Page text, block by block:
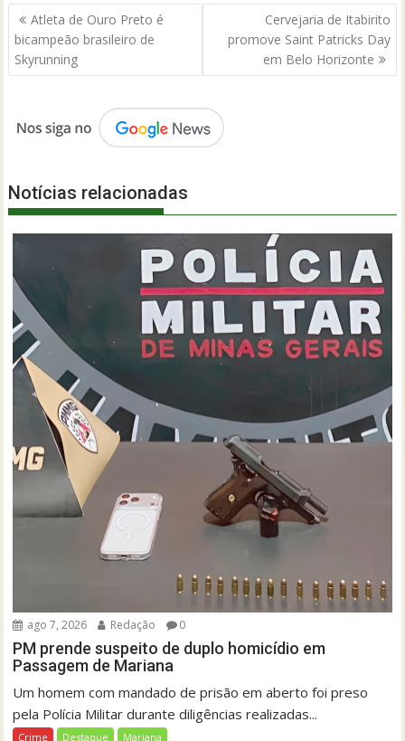
Navegação
de
Post
Atleta de Ouro Preto é
bicampeão brasileiro de
Skyrunning
Cervejaria de Itabirito
promove Saint Patricks Day
em Belo Horizonte
Notícias relacionadas
ago 7, 2026 Redação 0
PM prende suspeito de duplo homicídio em
Passagem de Mariana
Um homem com mandado de prisão em aberto foi preso
pela Polícia Militar durante diligências realizadas...
Crime Destaque Mariana